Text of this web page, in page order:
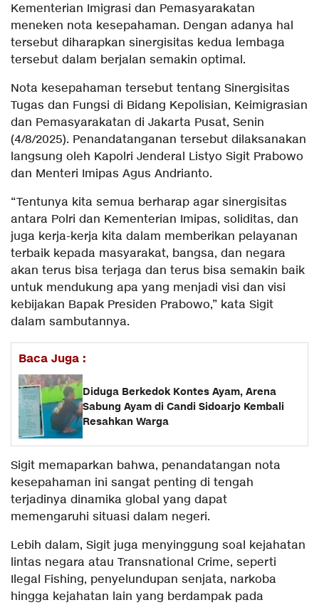
Kementerian Imigrasi dan Pemasyarakatan
meneken nota kesepahaman. Dengan adanya hal
tersebut diharapkan sinergisitas kedua lembaga
tersebut dalam berjalan semakin optimal.
Nota kesepahaman tersebut tentang Sinergisitas
Tugas dan Fungsi di Bidang Kepolisian, Keimigrasian
dan Pemasyarakatan di Jakarta Pusat, Senin
(4/8/2025). Penandatanganan tersebut dilaksanakan
langsung oleh Kapolri Jenderal Listyo Sigit Prabowo
dan Menteri Imipas Agus Andrianto.
“Tentunya kita semua berharap agar sinergisitas
antara Polri dan Kementerian Imipas, soliditas, dan
juga kerja-kerja kita dalam memberikan pelayanan
terbaik kepada masyarakat, bangsa, dan negara
akan terus bisa terjaga dan terus bisa semakin baik
untuk mendukung apa yang menjadi visi dan visi
kebijakan Bapak Presiden Prabowo,” kata Sigit
dalam sambutannya.
Baca Juga :
Diduga Berkedok Kontes Ayam, Arena
Sabung Ayam di Candi Sidoarjo Kembali
Resahkan Warga
Sigit memaparkan bahwa, penandatangan nota
kesepahaman ini sangat penting di tengah
terjadinya dinamika global yang dapat
memengaruhi situasi dalam negeri.
Lebih dalam, Sigit juga menyinggung soal kejahatan
lintas negara atau Transnational Crime, seperti
Ilegal Fishing, penyelundupan senjata, narkoba
hingga kejahatan lain yang berdampak pada